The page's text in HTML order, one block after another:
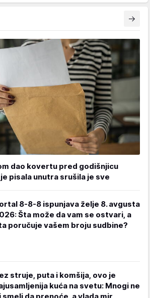
dao kovertu pred godišnjicu
pisala unutra srušila je sve
8-8-8 ispunjava želje 8. avgusta
Šta može da vam se ostvari, a
poručuje vašem broju sudbine?
struje, puta i komšija, ovo je
kuća na svetu: Mnogi ne